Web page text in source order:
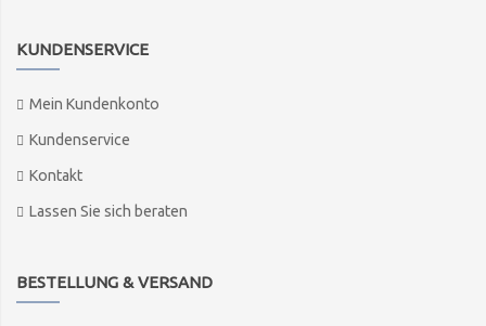
KUNDENSERVICE
Mein Kundenkonto
Kundenservice
Kontakt
Lassen Sie sich beraten
BESTELLUNG & VERSAND